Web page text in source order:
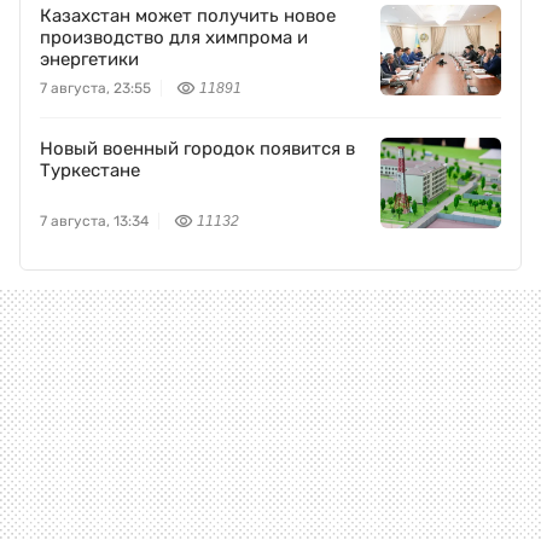
Казахстан может получить новое
производство для химпрома и
энергетики
7 августа, 23:55 11891
Новый военный городок появится в
Туркестане
7 августа, 13:34 11132